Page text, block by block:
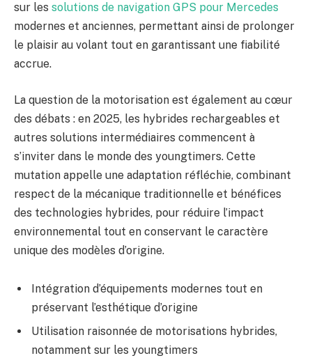
sur les solutions de navigation GPS pour Mercedes
modernes et anciennes, permettant ainsi de prolonger
le plaisir au volant tout en garantissant une fiabilité
accrue.
La question de la motorisation est également au cœur
des débats : en 2025, les hybrides rechargeables et
autres solutions intermédiaires commencent à
s’inviter dans le monde des youngtimers. Cette
mutation appelle une adaptation réfléchie, combinant
respect de la mécanique traditionnelle et bénéfices
des technologies hybrides, pour réduire l’impact
environnemental tout en conservant le caractère
unique des modèles d’origine.
Intégration d’équipements modernes tout en
préservant l’esthétique d’origine
Utilisation raisonnée de motorisations hybrides,
notamment sur les youngtimers